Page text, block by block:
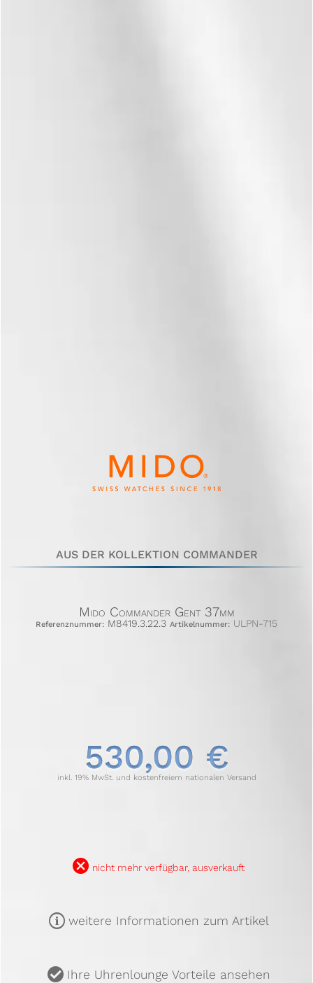
AUS DER KOLLEKTION COMMANDER
Mido Commander Gent 37mm
Referenznummer: M8419.3.22.3 Artikelnummer: ULPN-715
530,00 €
inkl. 19% MwSt. und kostenfreiem nationalen Versand
B nicht mehr verfügbar, ausverkauft
m weitere Informationen zum Artikel
u Ihre Uhrenlounge Vorteile ansehen